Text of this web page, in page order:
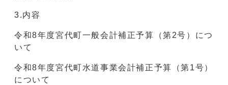
3.内容
令和8年度宮代町一般会計補正予算（第2号）につ
いて
令和8年度宮代町水道事業会計補正予算（第1号）
について